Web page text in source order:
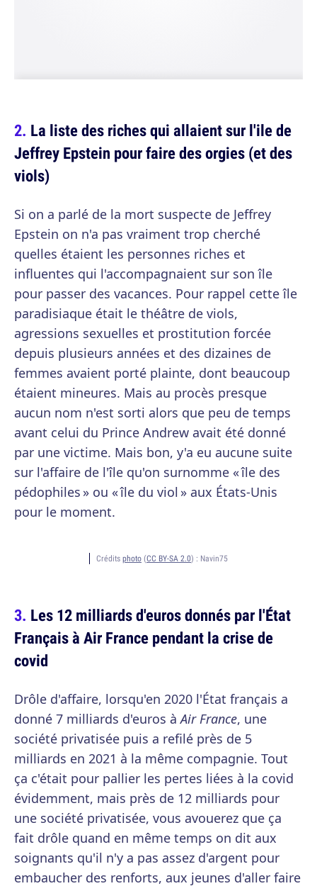
La liste des riches qui allaient sur l'ile de
Jeffrey Epstein pour faire des orgies (et des
viols)
Si on a parlé de la mort suspecte de Jeffrey
Epstein on n'a pas vraiment trop cherché
quelles étaient les personnes riches et
influentes qui l'accompagnaient sur son île
pour passer des vacances. Pour rappel cette île
paradisiaque était le théâtre de viols,
agressions sexuelles et prostitution forcée
depuis plusieurs années et des dizaines de
femmes avaient porté plainte, dont beaucoup
étaient mineures. Mais au procès presque
aucun nom n'est sorti alors que peu de temps
avant celui du Prince Andrew avait été donné
par une victime. Mais bon, y'a eu aucune suite
sur l'affaire de l'île qu'on surnomme « île des
pédophiles » ou « île du viol » aux États-Unis
pour le moment.
Crédits photo (CC BY-SA 2.0) : Navin75
Les 12 milliards d'euros donnés par l'État
Français à Air France pendant la crise de
covid
Drôle d'affaire, lorsqu'en 2020 l'État français a
donné 7 milliards d'euros àAir France, une
société privatisée puis a refilé près de 5
milliards en 2021 à la même compagnie. Tout
ça c'était pour pallier les pertes liées à la covid
évidemment, mais près de 12 milliards pour
une société privatisée, vous avouerez que ça
fait drôle quand en même temps on dit aux
soignants qu'il n'y a pas assez d'argent pour
embaucher des renforts, aux jeunes d'aller faire